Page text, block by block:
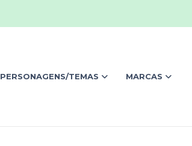
PERSONAGENS/TEMAS MARCAS